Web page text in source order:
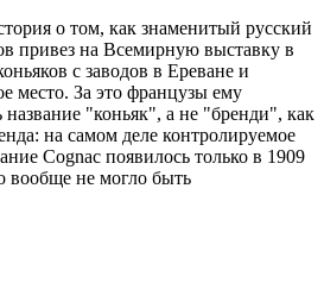
о том, как знаменитый русский
привез на Всемирную выставку в
с заводов в Ереване и
место. За это французы ему
название "коньяк", а не "бренди", как
на самом деле контролируемое
Cognac появилось только в 1909
вообще не могло быть